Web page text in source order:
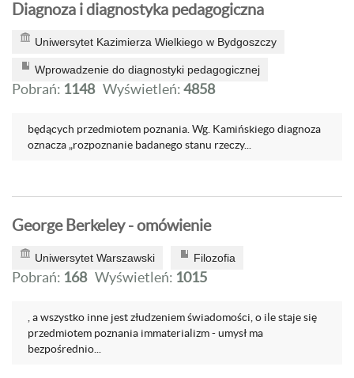
Diagnoza i diagnostyka pedagogiczna
Uniwersytet Kazimierza Wielkiego w Bydgoszczy
Wprowadzenie do diagnostyki pedagogicznej
Pobrań: 1148 Wyświetleń:4858
będących przedmiotem poznania. Wg. Kamińskiego diagnoza
oznacza „rozpoznanie badanego stanu rzeczy...
George Berkeley - omówienie
Uniwersytet Warszawski Filozofia
Pobrań: 168 Wyświetleń: 1015
, a wszystko inne jest złudzeniem świadomości, o ile staje się
przedmiotem poznania immaterializm - umysł ma
bezpośrednio...